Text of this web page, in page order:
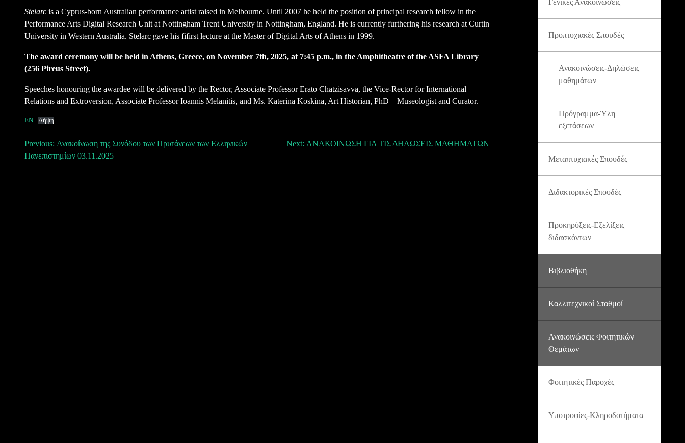
Stelarc is a Cyprus-born Australian performance artist raised in Melbourne. Until 2007 he held the position of principal research fellow in the
Performance Arts Digital Research Unit at Nottingham Trent University in Nottingham, England. He is currently furthering his research at Curtin
University in Western Australia. Stelarc gave his fifirst lecture at the Master of Digital Arts of Athens in 1999.
The award ceremony will be held in Athens, Greece, on November 7th, 2025, at 7:45 p.m., in the Amphitheatre of the ASFA Library
(256 Pireus Street).
Speeches honouring the awardee will be delivered by the Rector, Associate Professor Erato Chatzisavva, the Vice-Rector for International
Relations and Extroversion, Associate Professor Ioannis Melanitis, and Ms. Katerina Koskina, Art Historian, PhD – Museologist and Curator.
EN Λήψη
Πλοήγηση
άρθρων
Previous: Ανακοίνωση της Συνόδου των Πρυτάνεων των Ελληνικών
Πανεπιστημίων 03.11.2025
Next: ΑΝΑΚΟΙΝΩΣΗ ΓΙΑ ΤΙΣ ΔΗΛΩΣΕΙΣ ΜΑΘΗΜΑΤΩΝ
Γενικές Ανακοινώσεις
Προπτυχιακές Σπουδές
Ανακοινώσεις-Δηλώσεις
μαθημάτων
Πρόγραμμα-Ύλη
εξετάσεων
Μεταπτυχιακές Σπουδές
Διδακτορικές Σπουδές
Προκηρύξεις-Εξελίξεις
διδασκόντων
Βιβλιοθήκη
Καλλιτεχνικοί Σταθμοί
Ανακοινώσεις Φοιτητικών
Θεμάτων
Φοιτητικές Παροχές
Υποτροφίες-Κληροδοτήματα